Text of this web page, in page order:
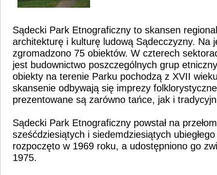
Sądecki Park Etnograficzny to skansen
architekturę i kulturę ludową Sądecczyzny. Na
zgromadzono 75 obiektów. W czterech
jest budownictwo poszczególnych grup
obiekty na terenie Parku pochodzą z XVII
skansenie odbywają się imprezy
prezentowane są zarówno tańce, jak i
Sądecki Park Etnograficzny powstał na
sześćdziesiątych i siedemdziesiątych
rozpoczęto w 1969 roku, a udostępniono go
1975.